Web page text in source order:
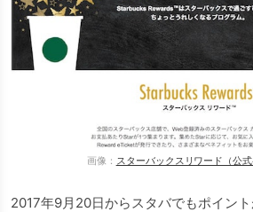
画像： スターバックスリワード（公
2017年9月20日からスタバでもポイント